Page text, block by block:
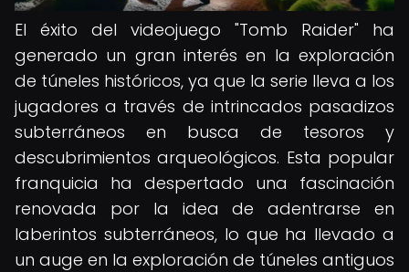
El éxito del videojuego "Tomb Raider" ha
generado un gran interés en la exploración
de túneles históricos, ya que la serie lleva a los
jugadores a través de intrincados pasadizos
subterráneos en busca de tesoros y
descubrimientos arqueológicos. Esta popular
franquicia ha despertado una fascinación
renovada por la idea de adentrarse en
laberintos subterráneos, lo que ha llevado a
un auge en la exploración de túneles antiguos